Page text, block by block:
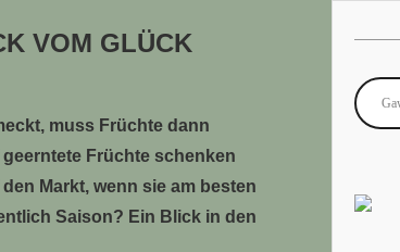
VOM GLÜCK
muss Früchte dann
Früchte schenken
Markt, wenn sie am besten
Saison? Ein Blick in den